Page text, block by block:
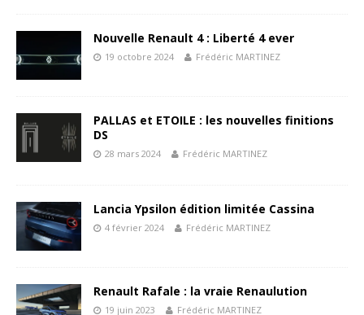
Nouvelle Renault 4 : Liberté 4 ever
19 octobre 2024 Frédéric MARTINEZ
PALLAS et ETOILE : les nouvelles finitions
DS
28 mars 2024 Frédéric MARTINEZ
Lancia Ypsilon édition limitée Cassina
4 février 2024 Frédéric MARTINEZ
Renault Rafale : la vraie Renaulution
19 juin 2023 Frédéric MARTINEZ